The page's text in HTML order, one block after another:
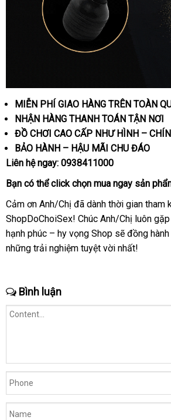
MIỄN PHÍ GIAO HÀNG TRÊN TOÀN
NHẬN HÀNG THANH TOÁN TẬN NƠI
ĐỒ CHƠI CAO CẤP NHƯ HÌNH –
BẢO HÀNH – HẬU MÃI CHU ĐÁO
Liên hệ ngay: 0938411000
Bạn nhận
có thểclickchọn mua ngay sản
Cảm ơn Anh/Chị bảo
hành
đã dành thời gian tham
ShopDoChoiSex! Chúc Anh/Chị luôn
hạnh phúc – hy vọng Shop Đức
sẽ đồng
những trải nghiệm tuyệt vời nhất!
Bình luận